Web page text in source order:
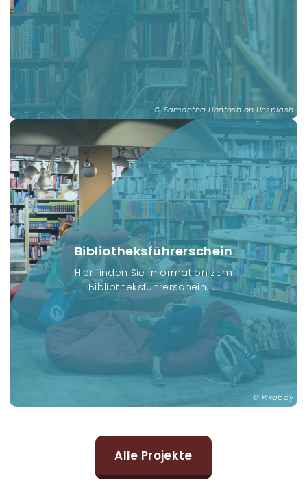
Samantha Hentosh on Unsplash
Pixabay
Bibliotheksführerschein
Hier finden Sie Information zum
Bibliotheksführerschein. ...
Alle Projekte